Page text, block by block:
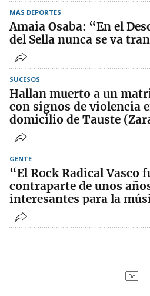
MÁS DEPORTES
Amaia Osaba: “En el
del Sella nunca se va
SUCESOS
Hallan muerto a un
con signos de violencia
domicilio de Tauste
GENTE
“El Rock Radical Vasco
contraparte de unos
interesantes para la